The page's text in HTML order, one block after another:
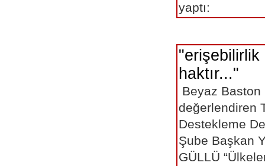
yaptı:
haktır..."
Beyaz Baston
değerlendiren
Destekleme
Şube Başkan
GÜLLÜ